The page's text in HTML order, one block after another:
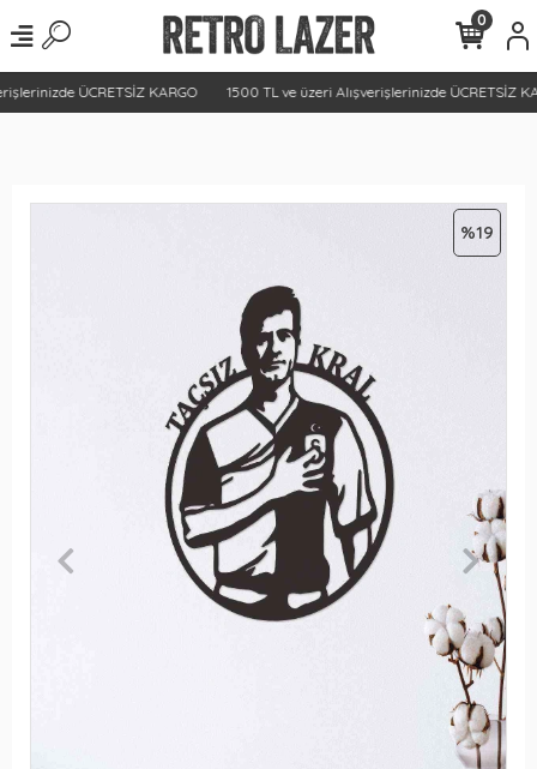
ÜCRETSİZ KARGO 1500 TL ve üzeri Alışverişlerinizde ÜCRETSİZ
0
%19